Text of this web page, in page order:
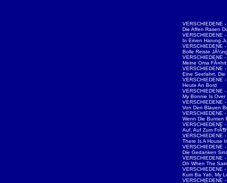
VERSCHIEDENE
Die Affen Rasen
VERSCHIEDENE
In Einen Harung
VERSCHIEDENE
Bolle Reiste
VERSCHIEDENE
Meine Oma
VERSCHIEDENE
Eine Seefahrt, Die
VERSCHIEDENE
Heute An Bord
VERSCHIEDENE
My Bonnie Is
VERSCHIEDENE
Von Den Blauen
VERSCHIEDENE
Wenn Die Bunten
VERSCHIEDENE
Auf, Auf Zum
VERSCHIEDENE
There Is A House
VERSCHIEDENE
Die Gedanken
VERSCHIEDENE
Oh When The
VERSCHIEDENE
Kum Ba Yah, My
VERSCHIEDENE